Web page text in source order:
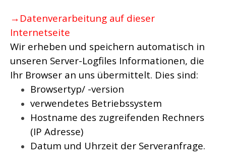
→Datenverarbeitung auf dieser
Internetseite
Wir erheben und speichern automatisch in
unseren Server-Logfiles Informationen, die
Ihr Browser an uns übermittelt. Dies sind:
Browsertyp/ -version
verwendetes Betriebssystem
Hostname des zugreifenden Rechners
(IP Adresse)
Datum und Uhrzeit der Serveranfrage.